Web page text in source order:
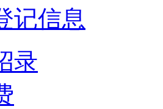
记信息
录